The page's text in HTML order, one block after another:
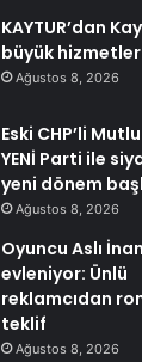
KAYTUR’dan
büyük hizmetler
Ağustos 8, 2026
Eski CHP’li
YENİ Parti ile
yeni dönem
Ağustos 8, 2026
Oyuncu Aslı
evleniyor: Ünlü
reklamcıdan
teklif
Ağustos 8, 2026